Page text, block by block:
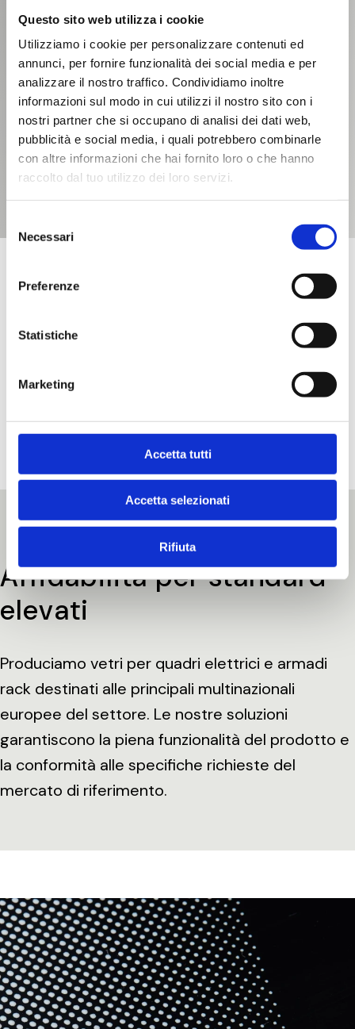
Questo sito web utilizza i cookie
Utilizziamo i cookie per personalizzare contenuti ed
annunci, per fornire funzionalità dei social media e per
analizzare il nostro traffico. Condividiamo inoltre
informazioni sul modo in cui utilizzi il nostro sito con i
nostri partner che si occupano di analisi dei dati web,
pubblicità e social media, i quali potrebbero combinarle
con altre informazioni che hai fornito loro o che hanno
raccolto dal tuo utilizzo dei loro servizi.
delNecessari
Preferenze
Statistiche
Marketing
Accetta tutti
Accetta selezionati
Rifiuta
VETRI PER
QUADRI
ELETTRICI
Affidabilità per standard
elevati
Produciamo vetri per quadri elettrici e armadi
rack destinati alle principali multinazionali
europee del settore. Le nostre soluzioni
garantiscono la piena funzionalità del prodotto e
la conformità alle specifiche richieste del
mercato di riferimento.